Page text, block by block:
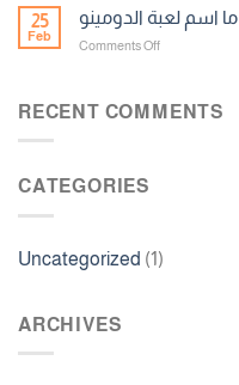
Casino
No
Free
25
Feb
ما اسم لعبة الدومينو
Comments Offon
لعبة
RECENT COMMENTS
CATEGORIES
Uncategorized (1)
ARCHIVES